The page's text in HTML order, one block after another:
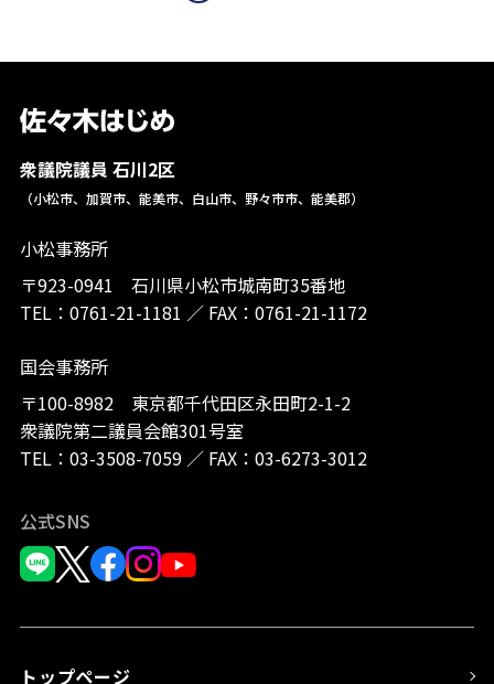
衆議院議員 石川2区
（小松市、加賀市、能美市、白山市、野々市市、能美郡）
小松事務所
〒923-0941 石川県小松市城南町35番地
TEL： 0761-21-1181 ／ FAX：0761-21-1172
国会事務所
〒100-8982 東京都千代田区永田町2-1-2
衆議院第二議員会館301号室
TEL： 03-3508-7059／ FAX：03-6273-3012
公式SNS
トップページ